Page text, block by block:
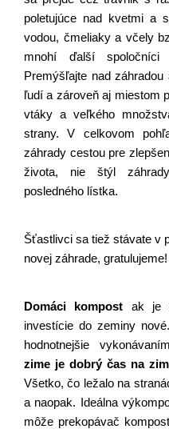
poletujúce nad kvetmi a
vodou, čmeliaky a včely
mnohí ďalší
Premýšľajte nad
ľudí a zároveň aj miestom
vtáky a veľkého
strany. V celkovom
záhrady cestou pre
života, nie štýl
posledného lístka.
Šťastlivci sa tiež stávate v
novej záhrade, gratulujeme!
Domáci kompost ak je
investície do zeminy
hodnotnejšie
zime je dobrý čas na
Všetko, čo ležalo na
a naopak. Ideálna
môže prekopávač